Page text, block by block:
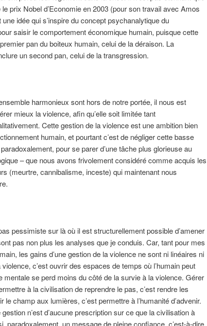
prix Nobel d’Economie en 2003 (pour son travail avec Amos
idée qui s’inspire du concept psychanalytique du
saisir le comportement économique humain, puisque cette
pan du boiteux humain, celui de la déraison. La
un second pan, celui de la transgression.
harmonieux sont hors de notre portée, il nous est
mieux la violence, afin qu’elle soit limitée tant
Cette gestion de la violence est une ambition bien
humain, et pourtant c’est de négliger cette basse
pour se parer d’une tâche plus glorieuse au
– que nous avons frivolement considéré comme acquis les
(meurtre, cannibalisme, inceste) qui maintenant nous
pessimiste sur là où il est structurellement possible d’amener
pas non plus les analyses que je conduis. Car, tant pour mes
les gains d’une gestion de la violence ne sont ni linéaires ni
c’est ouvrir des espaces de temps où l’humain peut
mentale se perd moins du côté de la survie à la violence. Gérer
à la civilisation de reprendre le pas, c’est rendre les
champ aux lumières, c’est permettre à l’humanité d’advenir.
n’est d’aucune prescription sur ce que la civilisation à
paradoxalement, un message de pleine confiance, c’est-à-dire,